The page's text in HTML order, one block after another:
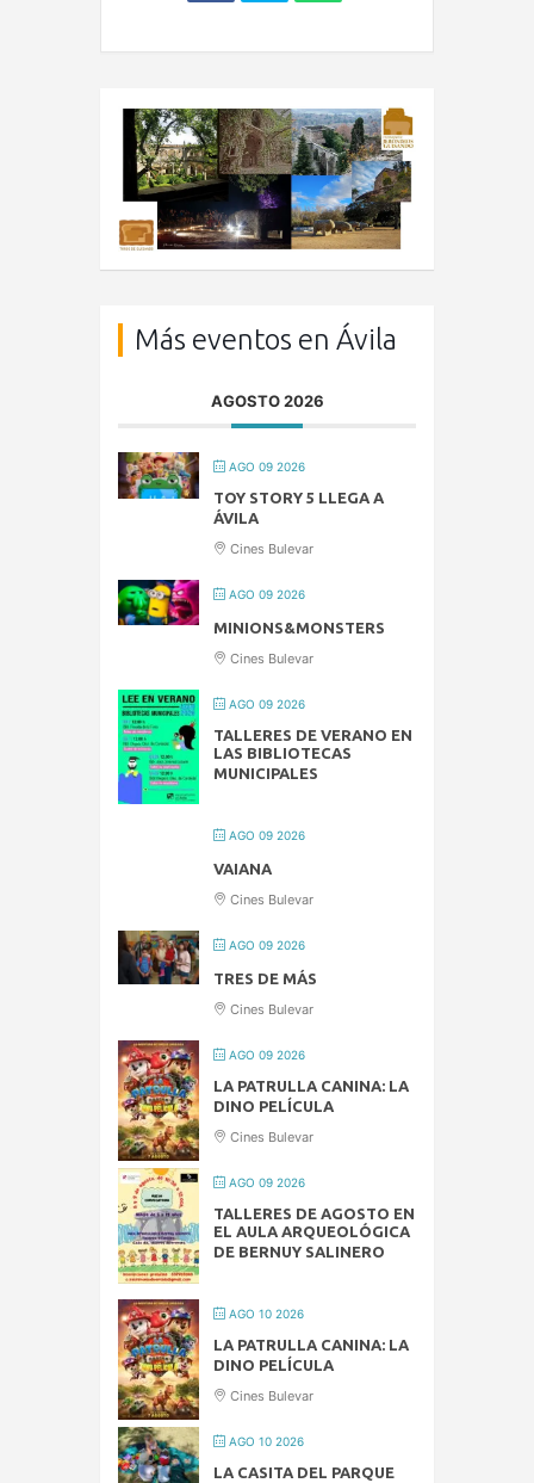
Más eventos en Ávila
AGOSTO 2026
AGO 09 2026
TOY STORY 5 LLEGA A
ÁVILA
Cines Bulevar
AGO 09 2026
MINIONS&MONSTERS
Cines Bulevar
AGO 09 2026
TALLERES DE VERANO EN
LAS BIBLIOTECAS
MUNICIPALES
AGO 09 2026
VAIANA
Cines Bulevar
AGO 09 2026
TRES DE MÁS
Cines Bulevar
AGO 09 2026
LA PATRULLA CANINA: LA
DINO PELÍCULA
Cines Bulevar
AGO 09 2026
TALLERES DE AGOSTO EN
EL AULA ARQUEOLÓGICA
DE BERNUY SALINERO
AGO 10 2026
LA PATRULLA CANINA: LA
DINO PELÍCULA
Cines Bulevar
AGO 10 2026
LA CASITA DEL PARQUE